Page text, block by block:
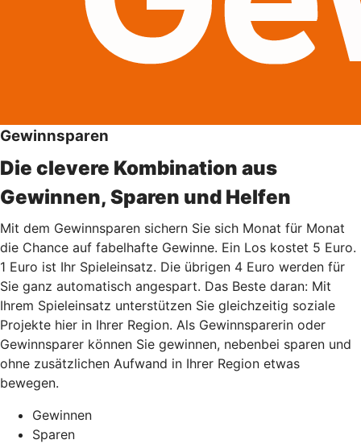
Gewinnsparen
Die clevere Kombination aus
Gewinnen, Sparen und Helfen
Mit dem Gewinnsparen sichern Sie sich Monat für Monat
die Chance auf fabelhafte Gewinne. Ein Los kostet 5 Euro.
1 Euro ist Ihr Spieleinsatz. Die übrigen 4 Euro werden für
Sie ganz automatisch angespart. Das Beste daran: Mit
Ihrem Spieleinsatz unterstützen Sie gleichzeitig soziale
Projekte hier in Ihrer Region. Als Gewinnsparerin oder
Gewinnsparer können Sie gewinnen, nebenbei sparen und
ohne zusätzlichen Aufwand in Ihrer Region etwas
bewegen.
Gewinnen
Sparen